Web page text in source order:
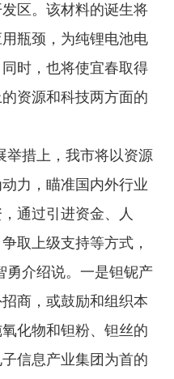
区。该材料的诞生将
瓶颈，为纯锂电池电
时，也将使宜春取得
资源和科技两方面的
措上，我市将以资源
力，瞄准国内外行业
通过引进资金、人
取上级支持等方式，
勇介绍说。一是钽铌产
商，或鼓励和组织本
化物和钽粉、钽丝的
信息产业集团为首的